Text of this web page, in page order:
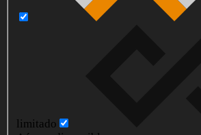
limitado